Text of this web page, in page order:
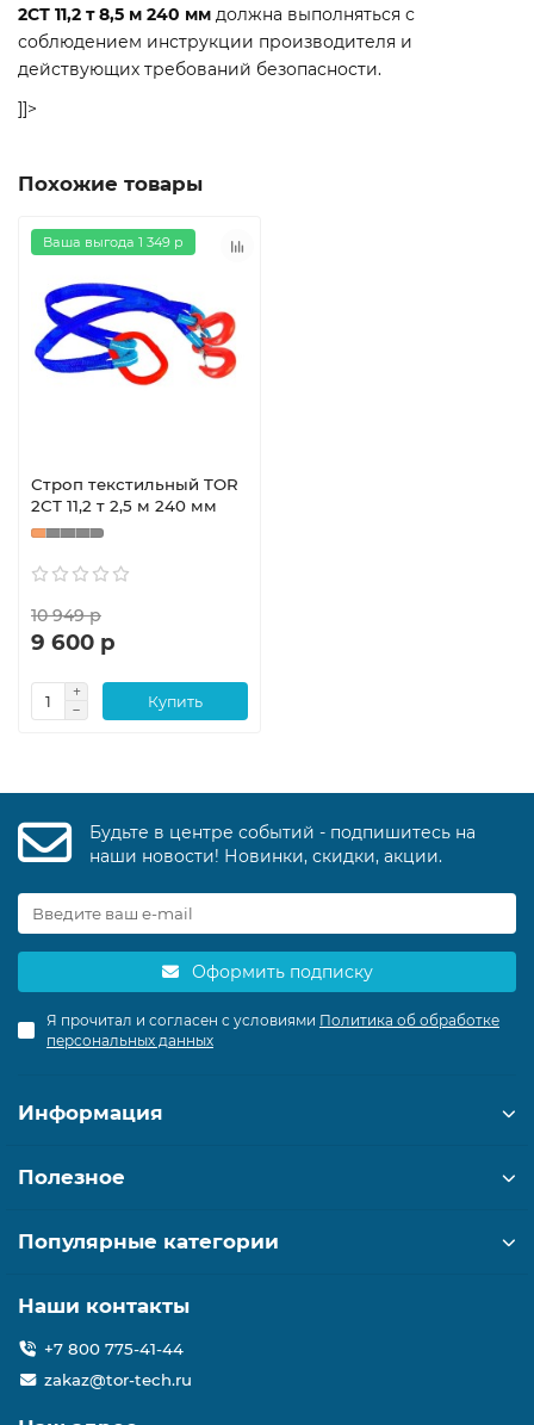
2СТ 11,2 т 8,5 м 240 мм должна выполняться с
соблюдением инструкции производителя и
действующих требований безопасности.
]]>
Похожие товары
Ваша выгода 1 349 р
Строп текстильный TOR
2СТ 11,2 т 2,5 м 240 мм
10 949 р
9 600 р
Купить
Будьте в центре событий - подпишитесь на
наши новости! Новинки, скидки, акции.
Оформить подписку
Я прочитал и согласен с условиями Политика об обработке
персональных данных
Информация
Полезное
Популярные категории
Наши контакты
+7 800 775-41-44
zakaz@tor-tech.ru